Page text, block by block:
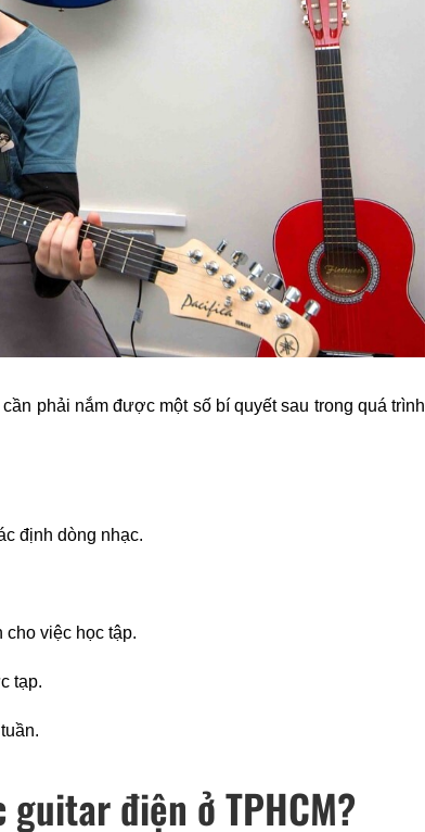
phải nắm được một số bí quyết sau trong quá trình
định dòng nhạc.
việc học tập.
tạp.
điện ở TPHCM?